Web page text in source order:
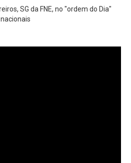
SG da FNE, no "ordem do Dia"